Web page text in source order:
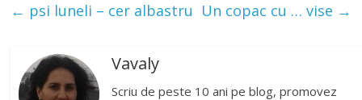
← psi luneli – cer albastru Un copac cu … vise →
Vavaly
Scriu de peste 10 ani pe blog, promovez